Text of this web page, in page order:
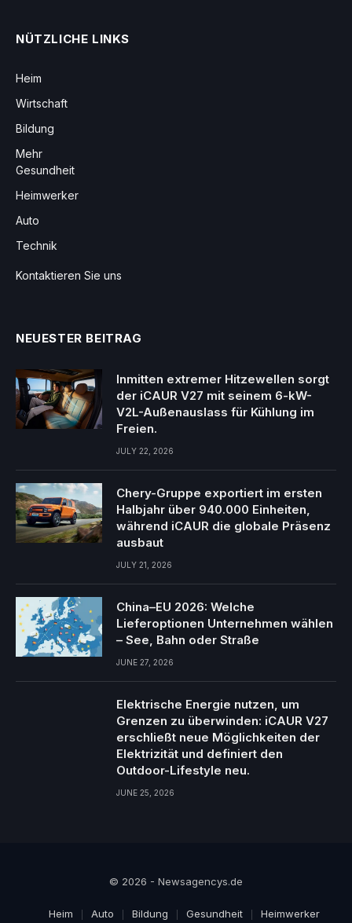
NÜTZLICHE LINKS
Heim
Wirtschaft
Bildung
Mehr
Gesundheit
Heimwerker
Auto
Technik
Kontaktieren Sie uns
NEUESTER BEITRAG
Inmitten extremer Hitzewellen sorgt
der iCAUR V27 mit seinem 6-kW-
V2L-Außenauslass für Kühlung im
Freien.
JULY 22, 2026
Chery-Gruppe exportiert im ersten
Halbjahr über 940.000 Einheiten,
während iCAUR die globale Präsenz
ausbaut
JULY 21, 2026
China–EU 2026: Welche
Lieferoptionen Unternehmen wählen
– See, Bahn oder Straße
JUNE 27, 2026
Elektrische Energie nutzen, um
Grenzen zu überwinden: iCAUR V27
erschließt neue Möglichkeiten der
Elektrizität und definiert den
Outdoor-Lifestyle neu.
JUNE 25, 2026
© 2026 - Newsagencys.de
Heim Auto Bildung Gesundheit Heimwerker